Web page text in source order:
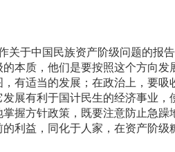
于中国民族资产阶级问题的报告
本质，他们是要按照这个方向
有适当的发展；在政治上，要
展有利于国计民生的经济事业
握方针政策，既要注意防止急
利益，同化于人家，在资产阶